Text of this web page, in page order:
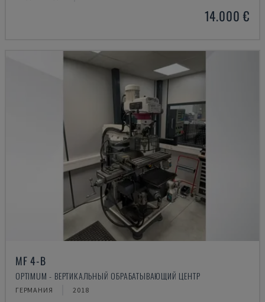
14.000 €
MF 4-B
OPTIMUM - ВЕРТИКАЛЬНЫЙ ОБРАБАТЫВАЮЩИЙ ЦЕНТР
ГЕРМАНИЯ 2018